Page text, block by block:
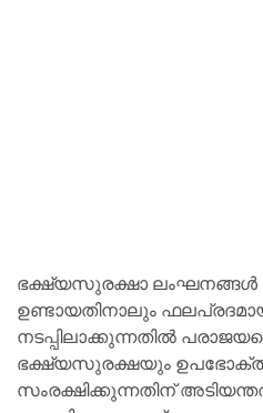
ഭക്ഷ്യസുരക്ഷാ ലംഘനങ്ങൾ
ഉണ്ടായതിനാലും
നടപ്പിലാക്കുന്നതിൽ
ഭക്ഷ്യസുരക്ഷയും
സംരക്ഷിക്കുന്നതിന്